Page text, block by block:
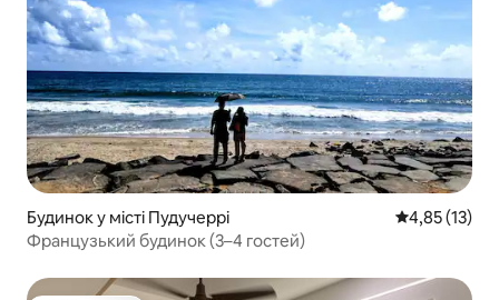
Будинок у місті Пудучеррі Середня
4,85 (13)
Французький будинок (3–4 гостей)